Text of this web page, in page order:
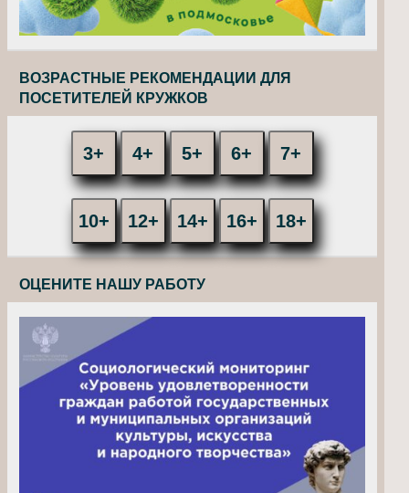
ВОЗРАСТНЫЕ РЕКОМЕНДАЦИИ ДЛЯ
ПОСЕТИТЕЛЕЙ КРУЖКОВ
3+ 4+ 5+ 6+ 7+
10+ 12+ 14+ 16+ 18+
ОЦЕНИТЕ НАШУ РАБОТУ